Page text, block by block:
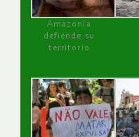
Amazonía
defiende su
territorio